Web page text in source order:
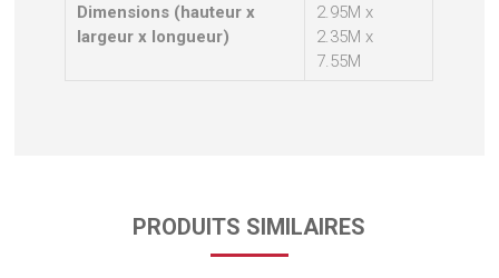
Dimensions (hauteur x
largeur x longueur)
2.95M x
2.35M x
7.55M
PRODUITS SIMILAIRES